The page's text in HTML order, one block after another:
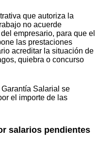
que autoriza la
no acuerde
empresario, para que el
las prestaciones
acreditar la situación de
quiebra o concurso
Salarial se
el importe de las
salarios pendientes